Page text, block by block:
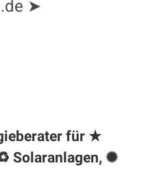
➤
für ★
Solaranlagen, ✺